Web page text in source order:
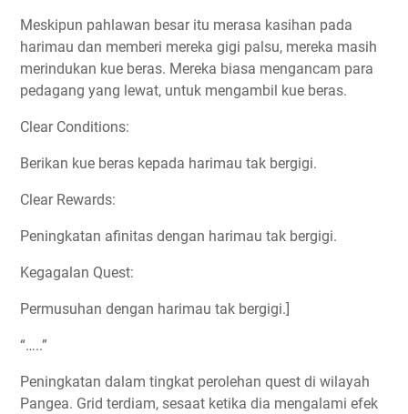
Meskipun pahlawan besar itu merasa kasihan pada
harimau dan memberi mereka gigi palsu, mereka masih
merindukan kue beras. Mereka biasa mengancam para
pedagang yang lewat, untuk mengambil kue beras.
Clear Conditions:
Berikan kue beras kepada harimau tak bergigi.
Clear Rewards:
Peningkatan afinitas dengan harimau tak bergigi.
Kegagalan Quest:
Permusuhan dengan harimau tak bergigi.]
“…..”
Peningkatan dalam tingkat perolehan quest di wilayah
Pangea. Grid terdiam, sesaat ketika dia mengalami efek